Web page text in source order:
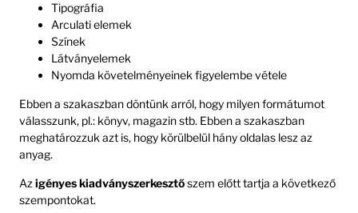
Tipográfia
Arculati elemek
Színek
Látványelemek
Nyomda követelményeinek figyelembe vétele
Ebben a szakaszban döntünk arról, hogy milyen formátumot
válasszunk, pl.: könyv, magazin stb. Ebben a szakaszban
meghatározzuk azt is, hogy körülbelül hány oldalas lesz az
anyag.
Az igényes kiadványszerkesztőszem előtt tartja a következő
szempontokat.